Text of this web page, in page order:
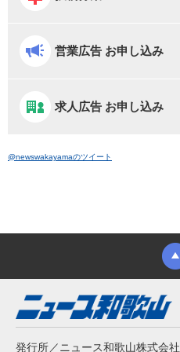
営業広告 お申し込み
求人広告 お申し込み
@newswakayamaのツイート
発行所／ニュース和歌山株式会社